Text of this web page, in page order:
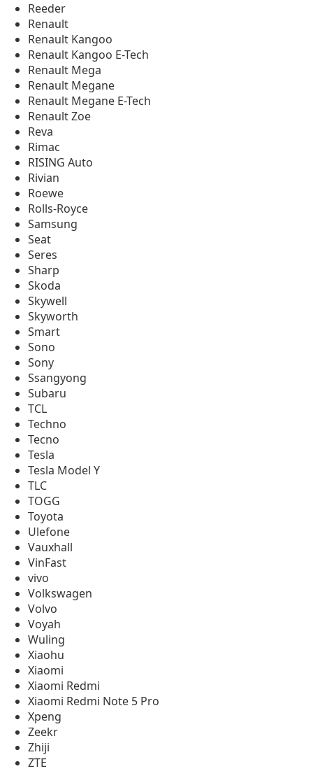
Reeder
Renault
Renault Kangoo
Renault Kangoo E-Tech
Renault Mega
Renault Megane
Renault Megane E-Tech
Renault Zoe
Reva
Rimac
RISING Auto
Rivian
Roewe
Rolls-Royce
Samsung
Seat
Seres
Sharp
Skoda
Skywell
Skyworth
Smart
Sono
Sony
Ssangyong
Subaru
TCL
Techno
Tecno
Tesla
Tesla Model Y
TLC
TOGG
Toyota
Ulefone
Vauxhall
VinFast
vivo
Volkswagen
Volvo
Voyah
Wuling
Xiaohu
Xiaomi
Xiaomi Redmi
Xiaomi Redmi Note 5 Pro
Xpeng
Zeekr
Zhiji
ZTE